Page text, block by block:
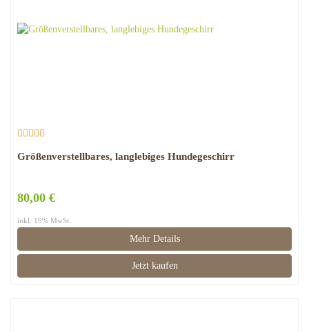
Größenverstellbares, langlebiges Hundegeschirr
80,00 €
inkl. 19% MwSt.
Mehr Details
Jetzt kaufen